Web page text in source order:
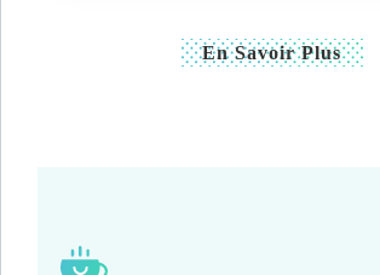
En Savoir Plus